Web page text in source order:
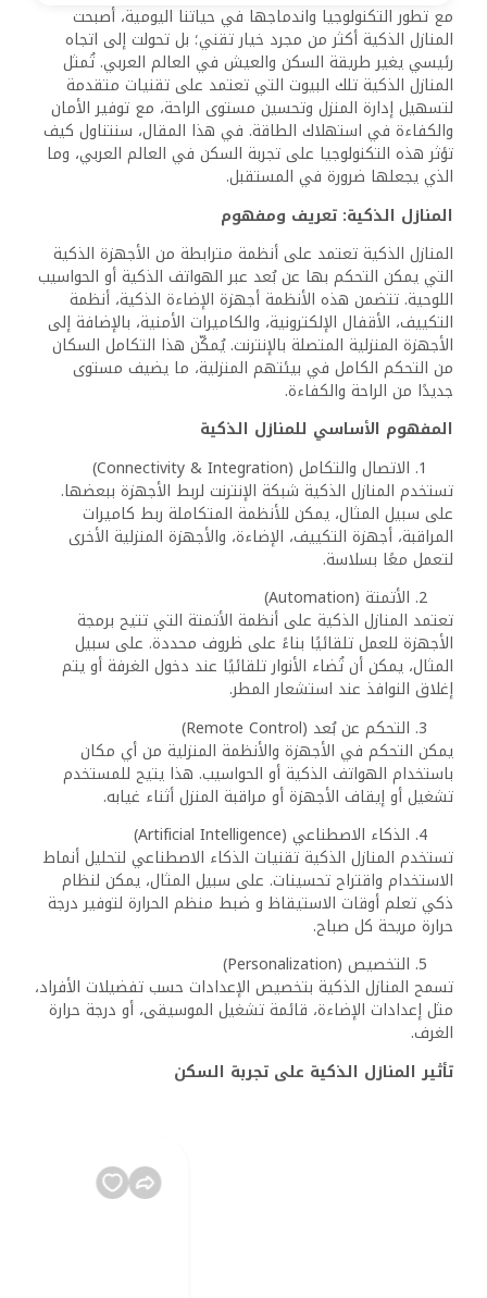
مع تطور التكنولوجيا واندماجها في حياتنا اليومية، أصبحت
المنازل الذكية أكثر من مجرد خيار تقني؛ بل تحولت إلى اتجاه
رئيسي يغير طريقة السكن والعيش في العالم العربي. تُمثل
المنازل الذكية تلك البيوت التي تعتمد على تقنيات متقدمة
لتسهيل إدارة المنزل وتحسين مستوى الراحة، مع توفير الأمان
والكفاءة في استهلاك الطاقة. في هذا المقال، سنتناول كيف
تؤثر هذه التكنولوجيا على تجربة السكن في العالم العربي، وما
الذي يجعلها ضرورة في المستقبل.
المنازل الذكية: تعريف ومفهوم
المنازل الذكية تعتمد على أنظمة مترابطة من الأجهزة الذكية
التي يمكن التحكم بها عن بُعد عبر الهواتف الذكية أو الحواسيب
اللوحية. تتضمن هذه الأنظمة أجهزة الإضاءة الذكية، أنظمة
التكييف، الأقفال الإلكترونية، والكاميرات الأمنية، بالإضافة إلى
الأجهزة المنزلية المتصلة بالإنترنت. يُمكّن هذا التكامل السكان
من التحكم الكامل في بيئتهم المنزلية، ما يضيف مستوى
جديدًا من الراحة والكفاءة.
المفهوم الأساسي للمنازل الذكية
الاتصال والتكامل (Connectivity & Integration)
تستخدم المنازل الذكية شبكة الإنترنت لربط الأجهزة ببعضها.
على سبيل المثال، يمكن للأنظمة المتكاملة ربط كاميرات
المراقبة، أجهزة التكييف، الإضاءة، والأجهزة المنزلية الأخرى
لتعمل معًا بسلاسة.
الأتمتة (Automation)
تعتمد المنازل الذكية على أنظمة الأتمتة التي تتيح برمجة
الأجهزة للعمل تلقائيًا بناءً على ظروف محددة. على سبيل
المثال، يمكن أن تُضاء الأنوار تلقائيًا عند دخول الغرفة أو يتم
إغلاق النوافذ عند استشعار المطر.
التحكم عن بُعد (Remote Control)
يمكن التحكم في الأجهزة والأنظمة المنزلية من أي مكان
باستخدام الهواتف الذكية أو الحواسيب. هذا يتيح للمستخدم
تشغيل أو إيقاف الأجهزة أو مراقبة المنزل أثناء غيابه.
الذكاء الاصطناعي (Artificial Intelligence)
تستخدم المنازل الذكية تقنيات الذكاء الاصطناعي لتحليل أنماط
الاستخدام واقتراح تحسينات. على سبيل المثال، يمكن لنظام
ذكي تعلم أوقات الاستيقاظ و ضبط منظم الحرارة لتوفير درجة
حرارة مريحة كل صباح.
التخصيص (Personalization)
تسمح المنازل الذكية بتخصيص الإعدادات حسب تفضيلات الأفراد،
مثل إعدادات الإضاءة، قائمة تشغيل الموسيقى، أو درجة حرارة
الغرف.
تأثير المنازل الذكية على تجربة السكن